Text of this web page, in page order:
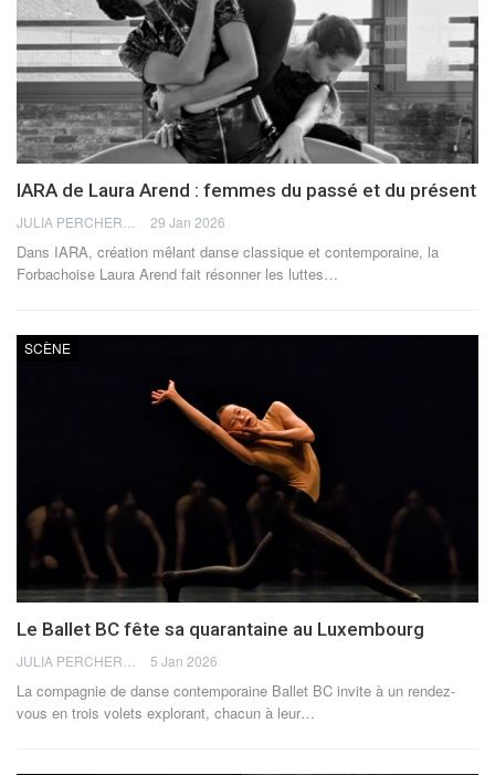
IARA de Laura Arend : femmes du passé et du présent
29 Jan 2026
Dans IARA, création mêlant danse classique et contemporaine, la
Forbachoise Laura Arend fait résonner les luttes…
SCÈNE
Le Ballet BC fête sa quarantaine au Luxembourg
5 Jan 2026
La compagnie de danse contemporaine Ballet BC invite à un rendez-
vous en trois volets explorant, chacun à leur…